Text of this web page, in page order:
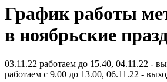
График работы
в ноябрьские
03.11.22 работаем до 15.40, 04.11.22 -
работаем с 9.00 до 13.00, 06.11.22 -